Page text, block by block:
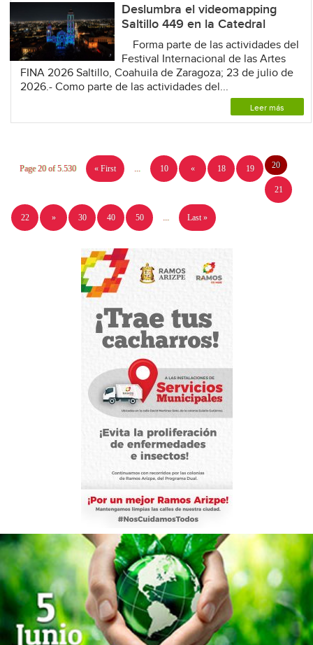
Deslumbra el videomapping
Saltillo 449 en la Catedral
Forma parte de las actividades del
Festival Internacional de las Artes
FINA 2026 Saltillo, Coahuila de Zaragoza; 23 de julio de
2026.- Como parte de las actividades del...
Leer más
Page 20 of 5.530 « First 10 « 18 19 20
21
22 » 30 40 50 Last »